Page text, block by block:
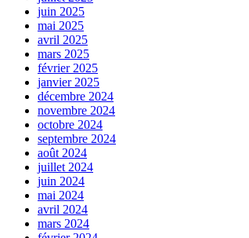
juin 2025
mai 2025
avril 2025
mars 2025
février 2025
janvier 2025
décembre 2024
novembre 2024
octobre 2024
septembre 2024
août 2024
juillet 2024
juin 2024
mai 2024
avril 2024
mars 2024